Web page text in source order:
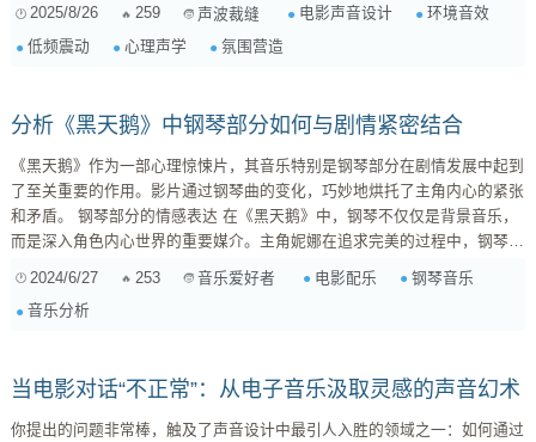
不寒而栗的心理屏障，而非仅仅是听觉上的震撼。 一、环境音：看不见的
心理锚点 环境音远不止是背景噪音。它是一个场景的呼吸，一个情绪的底
2025/8/26 259 声波裁缝 电影声音设计
环境音效
低频震动
心理声学 氛围营造
分析《黑天鹅》中钢琴部分如何与剧情紧密结合
《黑天鹅》作为一部心理惊悚片，其音乐特别是钢琴部分在剧情发展中起到
了至关重要的作用。影片通过钢琴曲的变化，巧妙地烘托了主角内心的紧张
和矛盾。 钢琴部分的情感表达 在《黑天鹅》中，钢琴不仅仅是背景音乐，
而是深入角色内心世界的重要媒介。主角妮娜在追求完美的过程中，钢琴曲
柔和，反映了妮娜对舞蹈的热爱和追求。然而，随着剧情的推进，钢琴音调
2024/6/27 253 音乐爱好者 电影配乐
钢琴音乐
音乐分析
当电影对话“不正常”：从电子音乐汲取灵感的声音幻术
你提出的问题非常棒，触及了声音设计中最引人入胜的领域之一：如何通过